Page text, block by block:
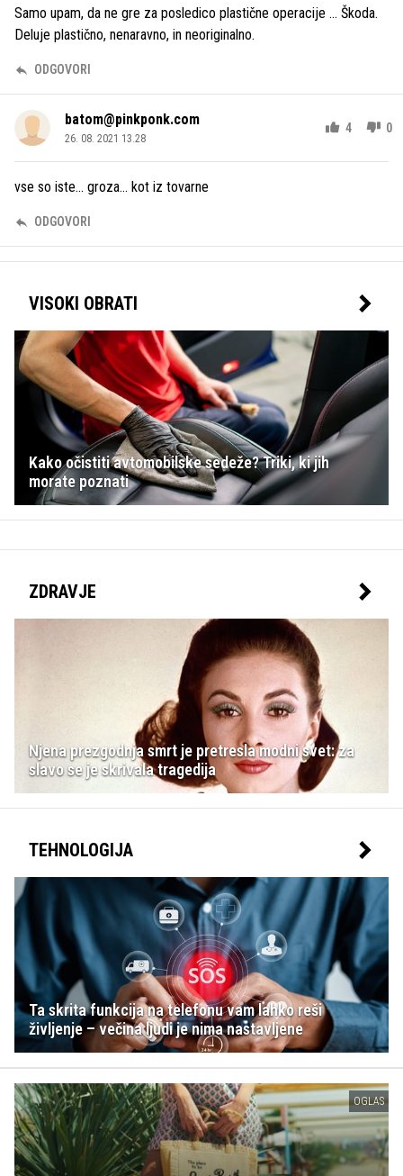
Samo upam, da ne gre za posledico plastične operacije ... Škoda.
Deluje plastično, nenaravno, in neoriginalno.
ODGOVORI
batom@pinkponk.com
26. 08. 2021 13.28
4 0
vse so iste... groza... kot iz tovarne
ODGOVORI
VISOKI OBRATI
Kako očistiti avtomobilske sedeže? Triki, ki jih
morate poznati
ZDRAVJE
Njena prezgodnja smrt je pretresla modni svet: za
slavo se je skrivala tragedija
TEHNOLOGIJA
Ta skrita funkcija na telefonu vam lahko reši
življenje – večina ljudi je nima nastavljene
OGLAS